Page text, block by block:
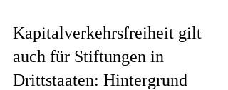
Kapitalverkehrsfreiheit gilt
auch für Stiftungen in
Drittstaaten: Hintergrund